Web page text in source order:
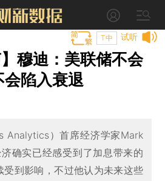
试听
T中
】穆迪：美联储不会
陷入衰退
Analytics）首席经济学家Mark
确实已经感受到了加息带来的
受到影响，不过他认为未来这些